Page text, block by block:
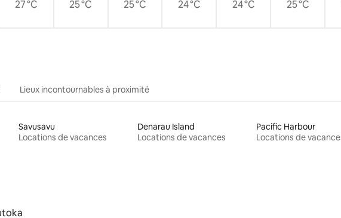
27 °C 25 °C 25 °C 24 °C 24 °C 25 °C
Lieux incontournables à proximité
Savusavu
Locations de vacances
Denarau Island
Locations de vacances
Pacific Harbour
Locations de